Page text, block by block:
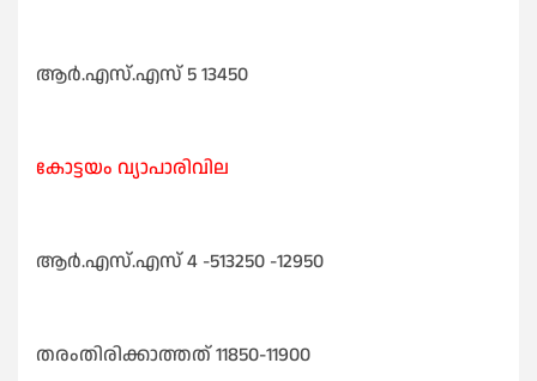
ആർ.എസ്‌.എസ്‌ 5 13450
കോട്ടയം വ്യാപാരിവില
ആർ.എസ്‌.എസ്‌ 4 -513250 -12950
തരംതിരിക്കാത്തത്‌ 11850-11900